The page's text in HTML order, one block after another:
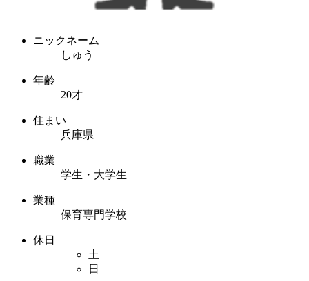
ニックネーム
しゅう
年齢
20才
住まい
兵庫県
職業
学生・大学生
業種
保育専門学校
休日
土
日